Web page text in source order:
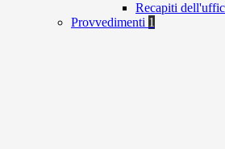
Recapiti
Provvedimenti 1